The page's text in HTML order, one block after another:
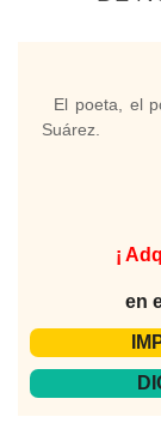
El poeta, el
Suárez.
¡
en